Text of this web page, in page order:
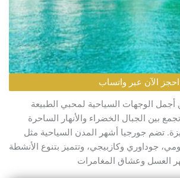
احجز الآن عبر واتساب
أجمل الوجهات السياحية لمحبي الطبيعة
بين الجبال الخضراء والأنهار الساحرة
تضم جورجيا أشهر المدن السياحية مثل
جوداوري وكازبيجي، وتتميز بتنوع الأنشطة
العسل وعشاق المغامرات